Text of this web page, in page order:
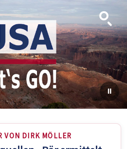
Suche
VON DIRK MÖLLER